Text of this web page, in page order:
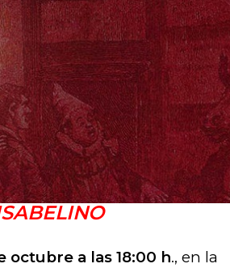
de TEATRO ISABELINO (GC)
DE TEATRO
octubre a las 18:00 h., en la